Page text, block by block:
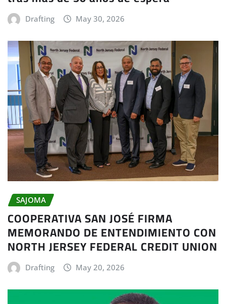
Drafting May 30, 2026
SAJOMA
COOPERATIVA SAN JOSÉ FIRMA
MEMORANDO DE ENTENDIMIENTO CON
NORTH JERSEY FEDERAL CREDIT UNION
Drafting May 20, 2026